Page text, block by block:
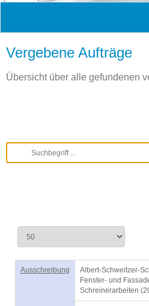
Vergebene Aufträge
Übersicht über alle gefundenen
Ausschreibung
Albert-Schweitzer-
Fenster- und
Schreinerarbeiten